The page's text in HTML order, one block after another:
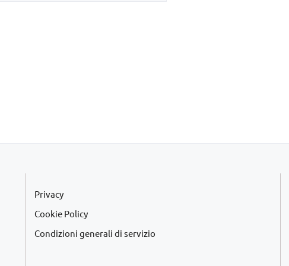
Privacy
Cookie Policy
Condizioni generali di servizio